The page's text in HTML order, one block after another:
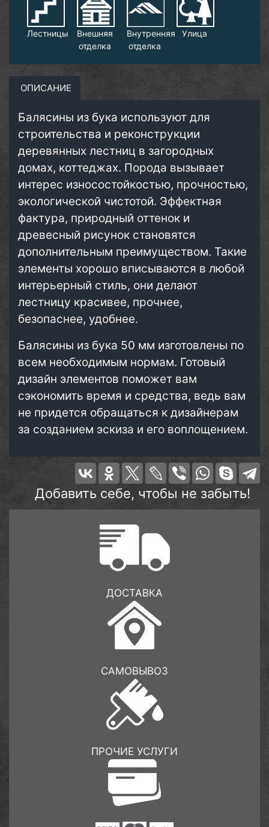
Лестницы
Внешняя
отделка
Внутренняя
отделка
Улица
ОПИСАНИЕ
Балясины из бука используют для
строительства и реконструкции
деревянных лестниц в загородных
домах, коттеджах. Порода вызывает
интерес износостойкостью, прочностью,
экологической чистотой. Эффектная
фактура, природный оттенок и
древесный рисунок становятся
дополнительным преимуществом. Такие
элементы хорошо вписываются в любой
интерьерный стиль, они делают
лестницу красивее, прочнее,
безопаснее, удобнее.
Балясины из бука 50 мм изготовлены по
всем необходимым нормам. Готовый
дизайн элементов поможет вам
сэкономить время и средства, ведь вам
не придется обращаться к дизайнерам
за созданием эскиза и его воплощением.
Добавить себе, чтобы не забыть!
ДОСТАВКА
САМОВЫВОЗ
ПРОЧИЕ УСЛУГИ